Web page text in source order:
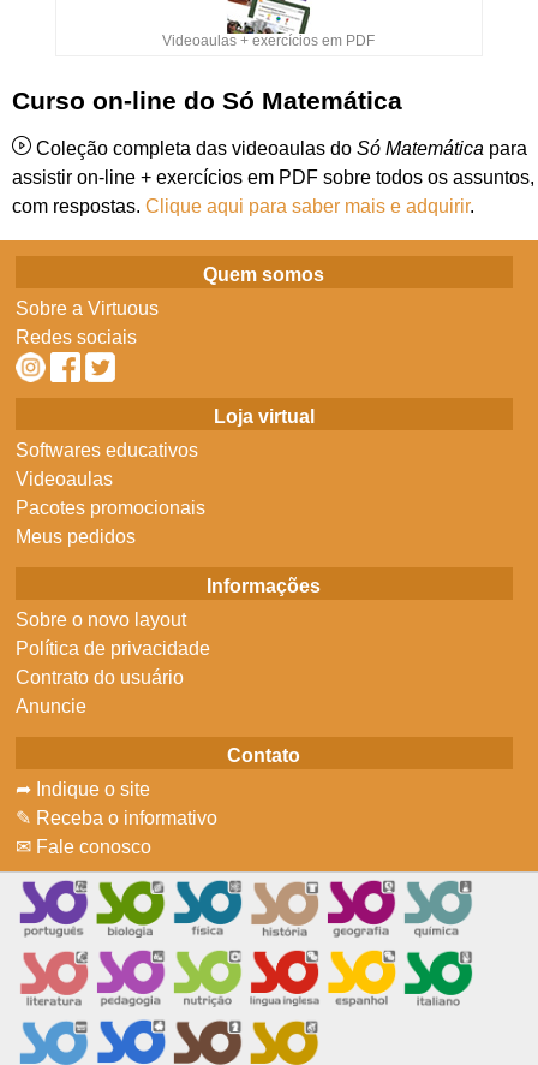
Videoaulas + exercícios em PDF
Curso on-line do Só Matemática
Coleção completa das videoaulas do Só Matemática para
assistir on-line + exercícios em PDF sobre todos os assuntos,
com respostas. Clique aqui para saber mais e adquirir.
Quem somos
Sobre a Virtuous
Redes sociais
Loja virtual
Softwares educativos
Videoaulas
Pacotes promocionais
Meus pedidos
Informações
Sobre o novo layout
Política de privacidade
Contrato do usuário
Anuncie
Contato
➦ Indique o site
✎ Receba o informativo
✉ Fale conosco